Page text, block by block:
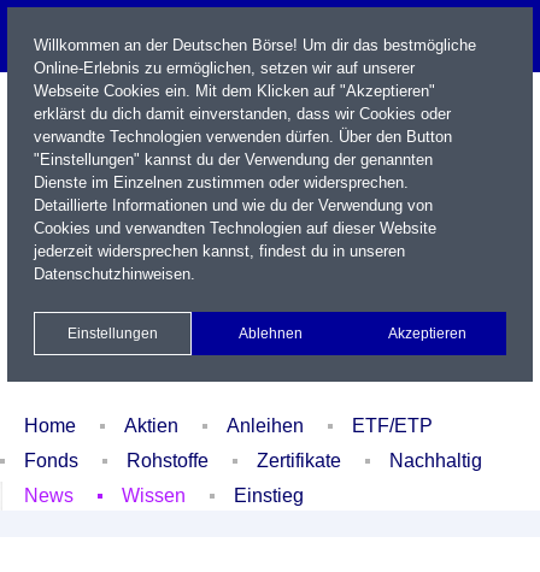
Name / WKN / ISIN / Kürzel
Xetra Realtime
Watchlist Portfolio Login
Home Aktien Anleihen
ETF/ETP
Fonds
Rohstoffe Zertifikate
Nachhaltig
News
Wissen Einstieg
Willkommen an der Deutschen Börse! Um dir das bestmögliche
Online-Erlebnis zu ermöglichen, setzen wir auf unserer
Webseite Cookies ein. Mit dem Klicken auf "Akzeptieren"
erklärst du dich damit einverstanden, dass wir Cookies oder
verwandte Technologien verwenden dürfen. Über den Button
"Einstellungen" kannst du der Verwendung der genannten
Dienste im Einzelnen zustimmen oder widersprechen.
Detaillierte Informationen und wie du der Verwendung von
Cookies und verwandten Technologien auf dieser Website
jederzeit widersprechen kannst, findest du in unseren
Datenschutzhinweisen.
Einstellungen Ablehnen Akzeptieren